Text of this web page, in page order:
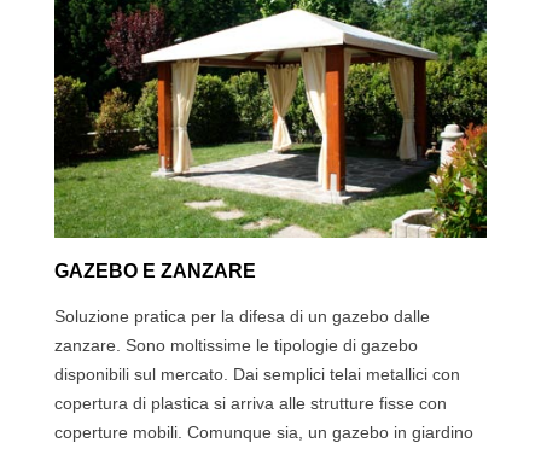
GAZEBO E ZANZARE
Soluzione pratica per la difesa di un gazebo dalle
zanzare. Sono moltissime le tipologie di gazebo
disponibili sul mercato. Dai semplici telai metallici con
copertura di plastica si arriva alle strutture fisse con
coperture mobili. Comunque sia, un gazebo in giardino